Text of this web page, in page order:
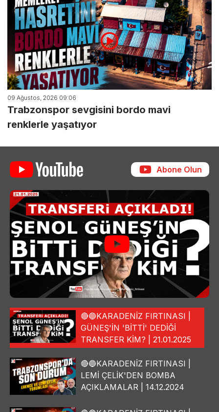
09 Ağustos, 2026 09:06
Trabzonspor sevgisini bordo mavi
renklerle yaşatıyor
Abone Olun
🔴🔵KARADENİZ FIRTINASI |
GÜNEŞ'İN 'BİTTİ' DEDİĞİ
TRANSFER KİM? | 21.01.2025
🔴🔵KARADENİZ FIRTINASI |
LEMİ ÇELİK'DEN BOMBA
AÇIKLAMALAR | 14.12.2024